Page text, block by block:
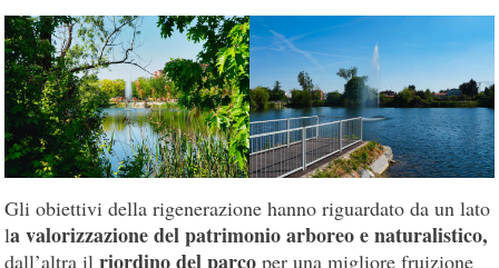
Gli obiettivi della rigenerazione hanno riguardato da un lato
la valorizzazione del patrimonio arboreo e naturalistico,
dall’altra il riordino del parco per una migliore fruizione